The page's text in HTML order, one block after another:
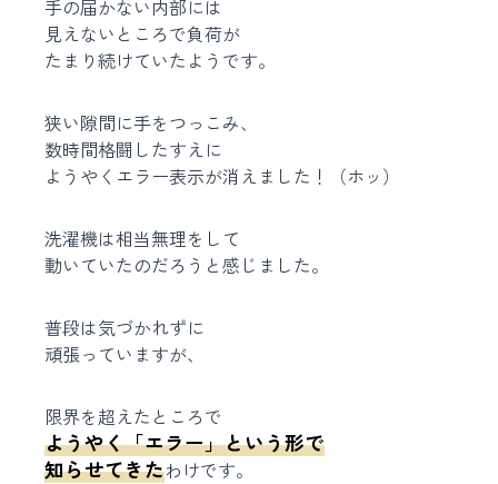
手の届かない内部には
見えないところで負荷が
たまり続けていたようです。
狭い隙間に手をつっこみ、
数時間格闘したすえに
ようやくエラー表示が消えました！（ホッ）
洗濯機は相当無理をして
動いていたのだろうと感じました。
普段は気づかれずに
頑張っていますが、
限界を超えたところで
ようやく「エラー」という形で
知らせてきたわけです。